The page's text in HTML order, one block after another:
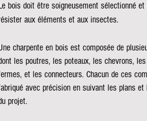
bois doit être soigneusement sélectionné
aux éléments et aux insectes.
charpente en bois est composée de
les poutres, les poteaux, les chevrons,
et les connecteurs. Chacun de ces
avec précision en suivant les plans
projet.